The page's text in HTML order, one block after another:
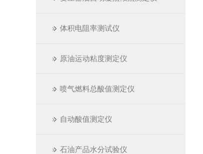
体积电阻率测试仪
原油运动粘度测定仪
喷气燃料总酸值测定仪
自动酸值测定仪
石油产品水分试验仪